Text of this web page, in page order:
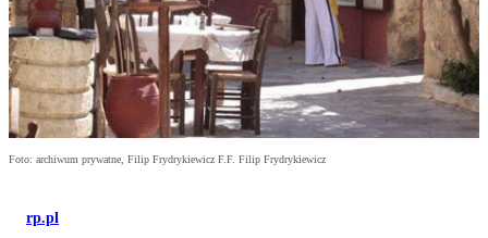
Foto: archiwum prywatne, Filip Frydrykiewicz F.F. Filip Frydrykiewicz
rp.pl